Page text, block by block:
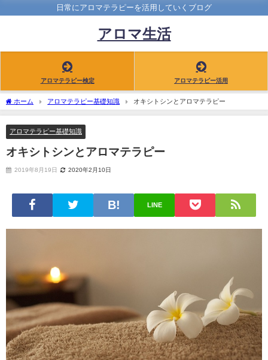
日常にアロマテラピーを活用していくブログ
アロマ生活
アロマテラピー検定 アロマテラピー活用
ホーム アロマテラピー基礎知識 オキシトシンとアロマテラピー
アロマテラピー基礎知識
オキシトシンとアロマテラピー
2019年8月19日 2020年2月10日
LINE